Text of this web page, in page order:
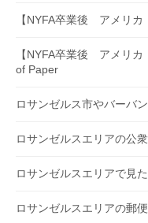
【NYFA卒業後 アメリ
【NYFA卒業後 アメリ
of Paper
ロサンゼルス市やバーバ
ロサンゼルスエリアの公
ロサンゼルスエリアで見
ロサンゼルスエリアの郵